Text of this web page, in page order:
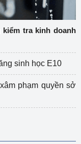
tra kinh doanh
sinh học E10
phạm quyền sở